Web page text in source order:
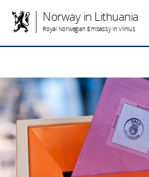
Norway in Lithuania
Royal Norwegian Embassy in Vilnius